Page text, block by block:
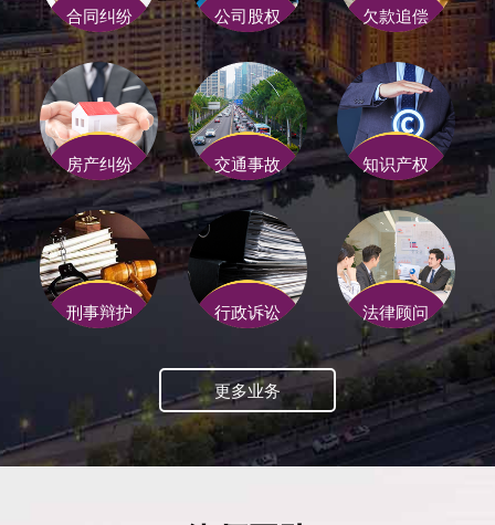
合同纠纷 公司股权 欠款追偿
房产纠纷 交通事故 知识产权
刑事辩护 行政诉讼 法律顾问
更多业务